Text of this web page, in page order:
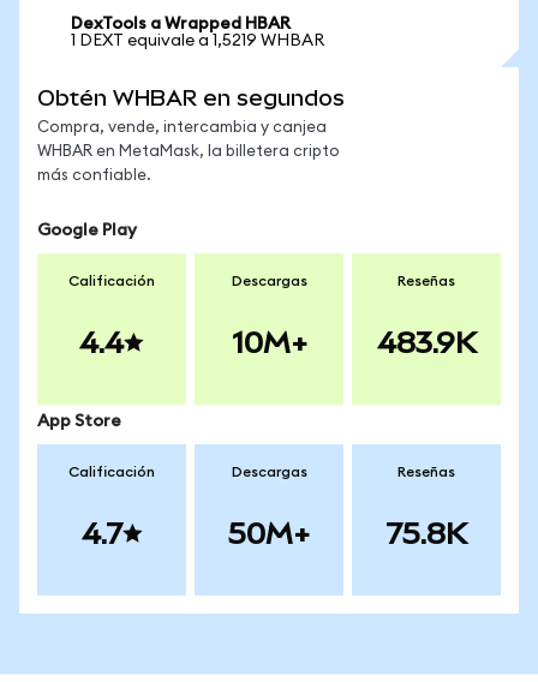
DexTools a Wrapped HBAR
1 DEXT equivale a 1,5219 WHBAR
Obtén WHBAR en segundos
Compra, vende, intercambia y canjea
WHBAR en MetaMask, la billetera cripto
más confiable.
Google Play
Calificación
4.4
Descargas
10M+
Reseñas
483.9K
App Store
Calificación
4.7
Descargas
50M+
Reseñas
75.8K